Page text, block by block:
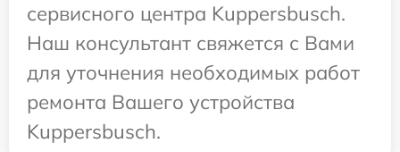
сервисного центра Kuppersbusch.
Наш консультант свяжется с Вами
для уточнения необходимых работ
ремонта Вашего устройства
Kuppersbusch.